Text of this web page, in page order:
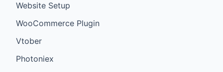
Website Setup
WooCommerce Plugin
Vtober
Photoniex